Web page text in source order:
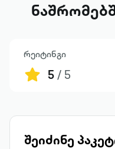
რეიტინგი
5/ 5
შეიძინე